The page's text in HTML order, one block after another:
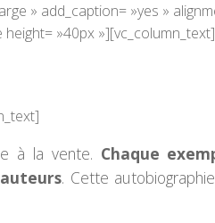
» add_caption= »yes »
»40px »][vc_column_text]
à la vente. Chaque
. Cette